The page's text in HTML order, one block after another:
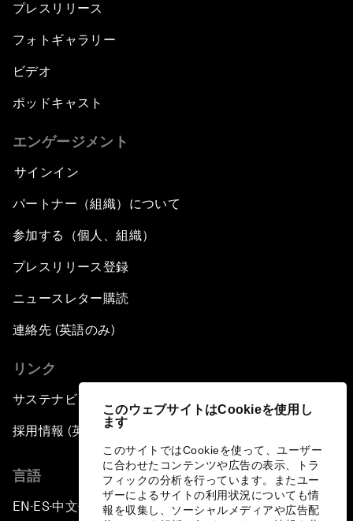
このウェブサイトはCookieを使用し
ます
このサイトではCookieを使って、ユーザー
に合わせたコンテンツや広告の表示、トラ
フィックの分析を行っています。またユー
ザーによるサイトの利用状況についても情
報を収集し、ソーシャルメディアや広告配
プレスリリース
フォトギャラリー
ビデオ
ポッドキャスト
エンゲージメント
サインイン
パートナー（組織）について
参加する（個人、組織）
プレスリリース登録
ニュースレター購読
連絡先 (英語のみ)
リンク
サステナビリティへの取り組み
採用情報 (英語のみ)
言語
EN ▪ES▪中文▪ 日本語